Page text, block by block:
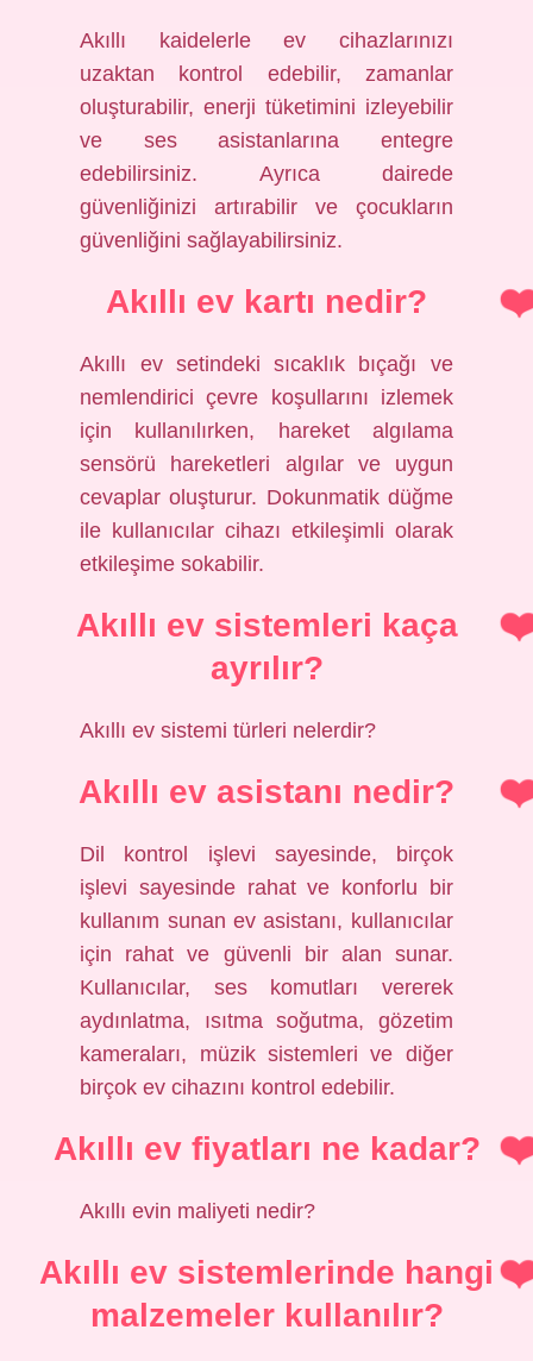
Akıllı kaidelerle ev cihazlarınızı
uzaktan kontrol edebilir, zamanlar
oluşturabilir, enerji tüketimini izleyebilir
ve ses asistanlarına entegre
edebilirsiniz. Ayrıca dairede
güvenliğinizi artırabilir ve çocukların
güvenliğini sağlayabilirsiniz.
Akıllı ev kartı nedir?
Akıllı ev setindeki sıcaklık bıçağı ve
nemlendirici çevre koşullarını izlemek
için kullanılırken, hareket algılama
sensörü hareketleri algılar ve uygun
cevaplar oluşturur. Dokunmatik düğme
ile kullanıcılar cihazı etkileşimli olarak
etkileşime sokabilir.
Akıllı ev sistemleri kaça
ayrılır?
Akıllı ev sistemi türleri nelerdir?
Akıllı ev asistanı nedir?
Dil kontrol işlevi sayesinde, birçok
işlevi sayesinde rahat ve konforlu bir
kullanım sunan ev asistanı, kullanıcılar
için rahat ve güvenli bir alan sunar.
Kullanıcılar, ses komutları vererek
aydınlatma, ısıtma soğutma, gözetim
kameraları, müzik sistemleri ve diğer
birçok ev cihazını kontrol edebilir.
Akıllı ev fiyatları ne kadar?
Akıllı evin maliyeti nedir?
Akıllı ev sistemlerinde hangi
malzemeler kullanılır?